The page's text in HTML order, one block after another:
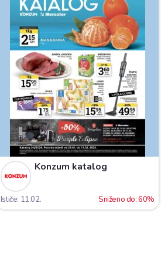
Konzum katalog
Ističe: 11.02. Sniženo do: 60%